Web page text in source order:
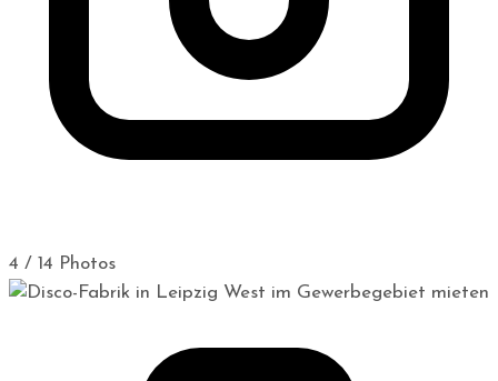
4 / 14 Photos